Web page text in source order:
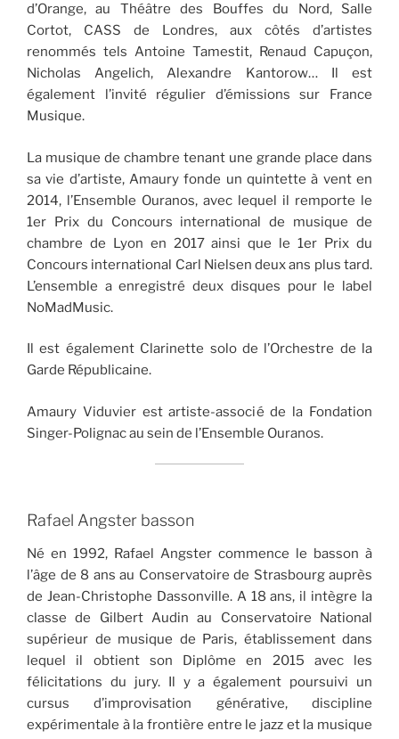
d’Orange, au Théâtre des Bouffes du Nord, Salle
Cortot, CASS de Londres, aux côtés d’artistes
renommés tels Antoine Tamestit, Renaud Capuçon,
Nicholas Angelich, Alexandre Kantorow… Il est
également l’invité régulier d’émissions sur France
Musique.
La musique de chambre tenant une grande place dans
sa vie d’artiste, Amaury fonde un quintette à vent en
2014, l’Ensemble Ouranos, avec lequel il remporte le
1er Prix du Concours international de musique de
chambre de Lyon en 2017 ainsi que le 1er Prix du
Concours international Carl Nielsen deux ans plus tard.
L’ensemble a enregistré deux disques pour le label
NoMadMusic.
Il est également Clarinette solo de l’Orchestre de la
Garde Républicaine.
Amaury Viduvier est artiste-associé de la Fondation
Singer-Polignac au sein de l’Ensemble Ouranos.
Rafael Angster basson
Né en 1992, Rafael Angster commence le basson à
l’âge de 8 ans au Conservatoire de Strasbourg auprès
de Jean-Christophe Dassonville. A 18 ans, il intègre la
classe de Gilbert Audin au Conservatoire National
supérieur de musique de Paris, établissement dans
lequel il obtient son Diplôme en 2015 avec les
félicitations du jury. Il y a également poursuivi un
cursus d’improvisation générative, discipline
expérimentale à la frontière entre le jazz et la musique